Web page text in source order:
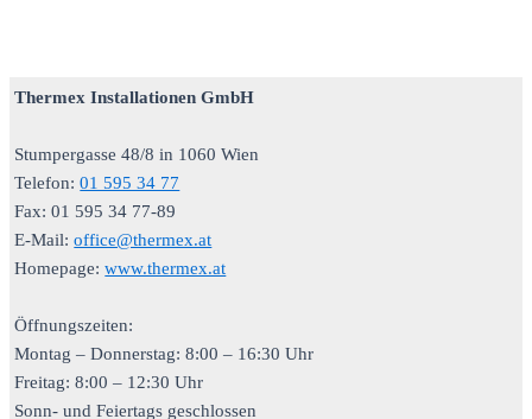
Thermex Installationen GmbH
Stumpergasse 48/8 in 1060 Wien
Telefon:01 595 34 77
Fax: 01 595 34 77-89
E-Mail:office@thermex.at
Homepage:www.thermex.at
Öffnungszeiten:
Montag – Donnerstag: 8:00 – 16:30 Uhr
Freitag: 8:00 – 12:30 Uhr
Sonn- und Feiertags geschlossen